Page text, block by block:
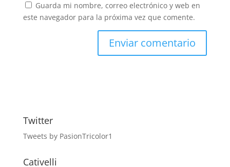
Guarda mi nombre, correo electrónico y web en
este navegador para la próxima vez que comente.
Twitter
Tweets by PasionTricolor1
Cativelli